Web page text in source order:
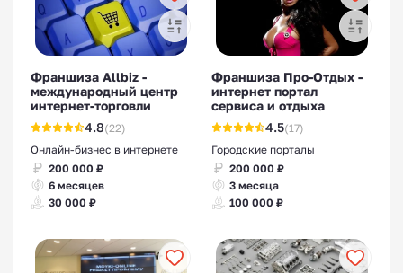
Франшиза Allbiz -
международный центр
интернет-торговли
4.8(22)
Онлайн-бизнес в интернете
200 000 ₽
6 месяцев
30 000 ₽
Франшиза Про-Отдых -
интернет портал
сервиса и отдыха
4.5(17)
Городские порталы
200 000 ₽
3 месяца
100 000 ₽